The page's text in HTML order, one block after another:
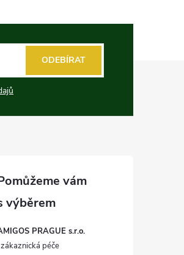
ODEBÍRAT
PRAGUE s.r.o.